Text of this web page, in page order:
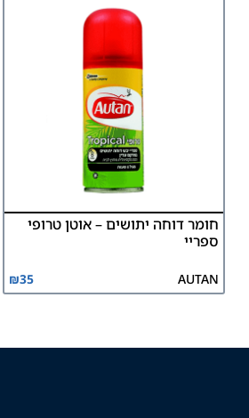
חומר דוחה יתושים – אוטן טרופי
ספריי
AUTAN
₪35